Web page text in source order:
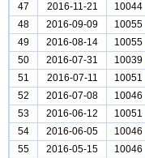
47
2016-11-21 10044
48
2016-09-09 10055
49
2016-08-14 10055
50
2016-07-31 10039
51
2016-07-11 10051
52
2016-07-08 10046
53
2016-06-12 10051
54
2016-06-05 10046
55
2016-05-15 10046